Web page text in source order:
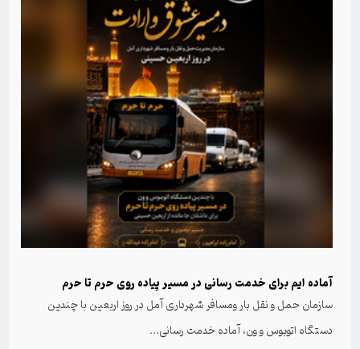
آماده ایم برای خدمت رسانی در مسیر پیاده روی حرم تا حرم
سازمان حمل و نقل بار ومسافر شهرداری آمل در روز اربعین با چندین
دستگاه اتوبوس و ون، آماده خدمت رسانی...